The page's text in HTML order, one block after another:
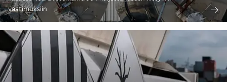
vaatimuksiin